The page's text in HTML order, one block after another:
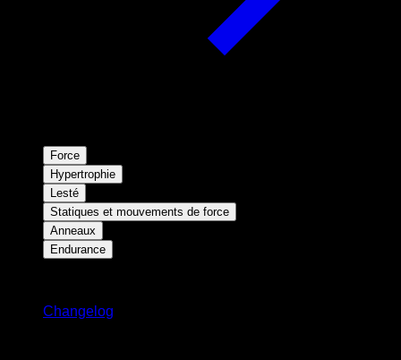
Force
Hypertrophie
Lesté
Statiques et mouvements de force
Anneaux
Endurance
Changelog